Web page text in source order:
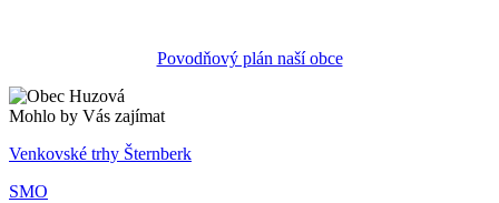
Povodňový plán naší obce
Mohlo by Vás zajímat
Venkovské trhy Šternberk
SMO